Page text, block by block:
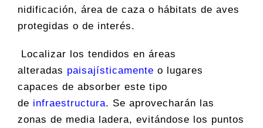
nidificación, área de caza o hábitats de aves
protegidas o de interés.
Localizar los tendidos en áreas
alteradas paisajísticamente o lugares
capaces de absorber este tipo
de infraestructura. Se aprovecharán las
zonas de media ladera, evitándose los puntos